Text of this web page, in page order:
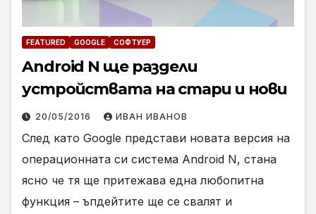
FEATURED GOOGLE СОФТУЕР
Android N ще раздели
устройствата на стари и нови
20/05/2016 ИВАН ИВАНОВ
След като Google представи новата версия на
операционната си система Android N, стана
ясно че тя ще притежава една любопитна
функция – ъпдейтите ще се свалят и